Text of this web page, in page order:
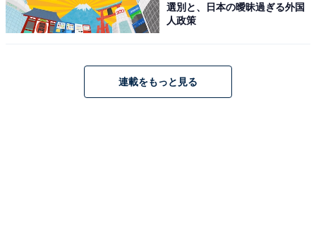
＞Amazonのページで見る
選別と、日本の曖昧過ぎる外国
人政策
連載をもっと見る